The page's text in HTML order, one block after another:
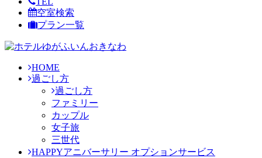
空室検索
プラン一覧
HOME
過ごし方
過ごし方
ファミリー
カップル
女子旅
三世代
HAPPYアニバーサリー オプションサービス